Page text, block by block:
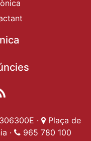
Dénia
Ajuntament
de Dénia
de
Dénia
Actualitat
Ajuntament
·
Plaça de
·
965 780 100